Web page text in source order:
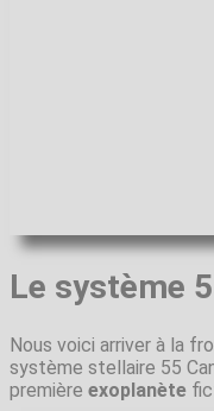
Le système
Nous voici arriver à la
système stellaire 55
première exoplanète